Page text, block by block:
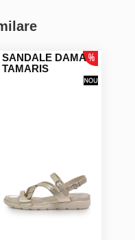
SANDALE DAMA
TAMARIS